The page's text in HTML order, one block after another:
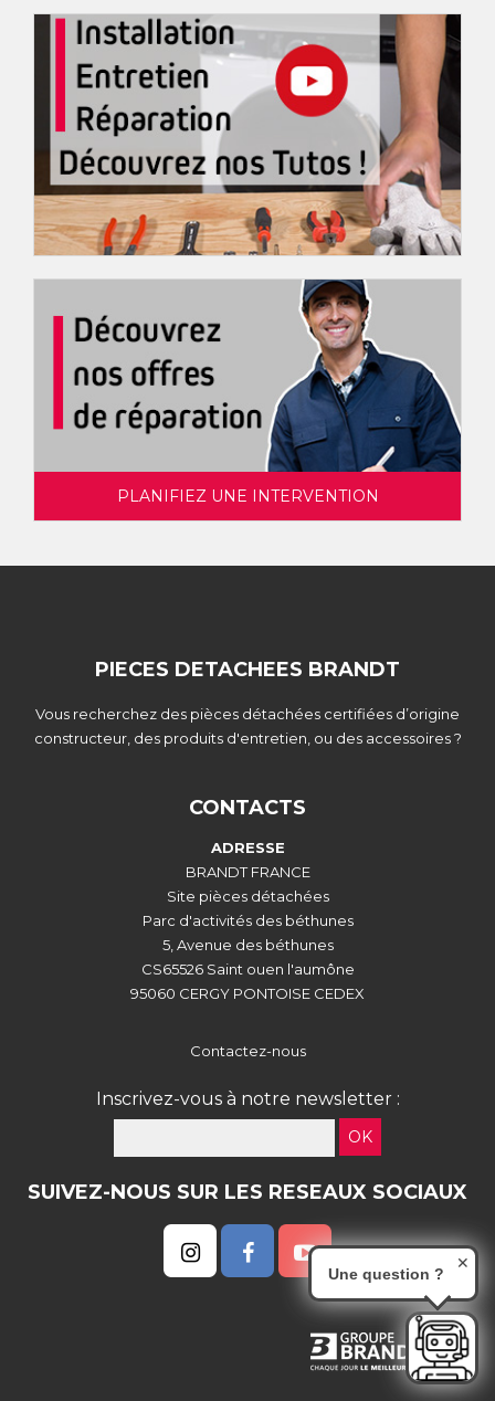
PLANIFIEZ UNE INTERVENTION
PIECES DETACHEES BRANDT
Vous recherchez des pièces détachées certifiées d’origine
constructeur, des produits d'entretien, ou des accessoires ?
CONTACTS
ADRESSE
BRANDT FRANCE
Site pièces détachées
Parc d'activités des béthunes
5, Avenue des béthunes
CS65526 Saint ouen l'aumône
95060 CERGY PONTOISE CEDEX
Contactez-nous
Inscrivez-vous à notre newsletter :
OK
SUIVEZ-NOUS SUR LES RESEAUX SOCIAUX
Une question ?
✕